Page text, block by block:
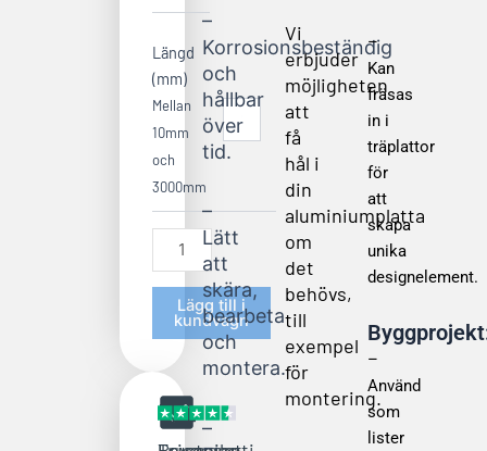
Längd
(mm)
Mellan
10mm
och
3000mm
Lägg till i
kundvagn
–
Korrosionsbeständig
och
hållbar
över
tid.
–
Lätt
att
skära,
bearbeta
och
montera.
–
Vi
erbjuder
möjligheten
att
få
hål i
din
aluminiumplatta
om
det
behövs,
till
exempel
för
montering.
–
Kan
fräsas
in i
träplattor
för
att
skapa
unika
designelement.
–
Använd
som
lister